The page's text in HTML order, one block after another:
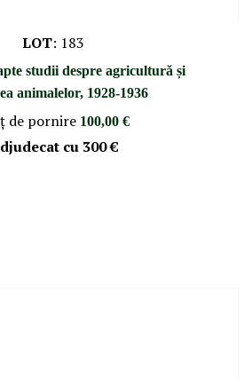
LOT: 183
studii despre agricultură și
animalelor, 1928-1936
de pornire 100,00 €
cu 300 €